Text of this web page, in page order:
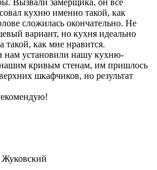
кухню именно такой, как
сложилась окончательно. Не
вариант, но кухня идеально
такой, как мне нравится.
нам установили нашу кухню-
нашим кривым стенам, им пришлось
шкафчиков, но результат
Жуковский